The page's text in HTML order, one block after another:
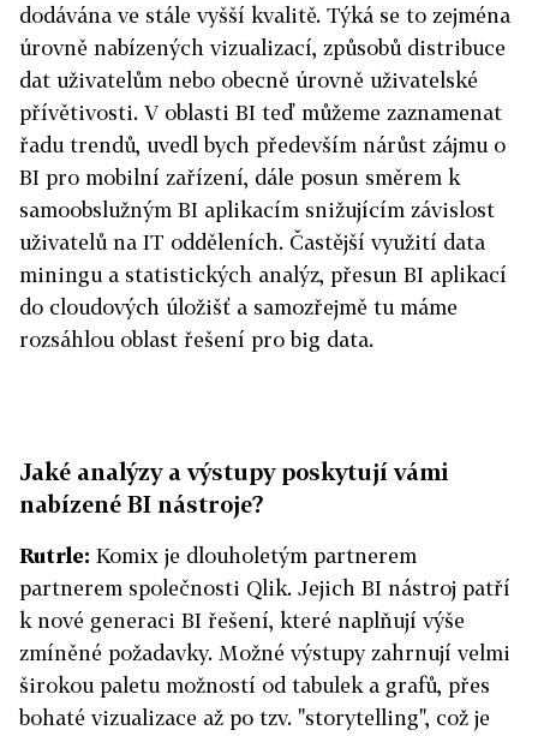
dodávána ve stále vyšší kvalitě. Týká se to zejména
úrovně nabízených vizualizací, způsobů distribuce
dat uživatelům nebo obecně úrovně uživatelské
přívětivosti. V oblasti BI teď můžeme zaznamenat
řadu trendů, uvedl bych především nárůst zájmu o
BI pro mobilní zařízení, dále posun směrem k
samoobslužným BI aplikacím snižujícím závislost
uživatelů na IT odděleních. Častější využití data
miningu a statistických analýz, přesun BI aplikací
do cloudových úložišť a samozřejmě tu máme
rozsáhlou oblast řešení pro big data.
Jaké analýzy a výstupy poskytují vámi
nabízené BI nástroje?
Rutrle: Komix je dlouholetým partnerem
partnerem společnosti Qlik. Jejich BI nástroj patří
k nové generaci BI řešení, které naplňují výše
zmíněné požadavky. Možné výstupy zahrnují velmi
širokou paletu možností od tabulek a grafů, přes
bohaté vizualizace až po tzv. "storytelling", což je